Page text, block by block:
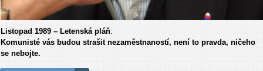
Listopad 1989 – Letenská pláň:
Komunisté vás budou strašit nezaměstnaností, není to pravda, ničeho
se nebojte.